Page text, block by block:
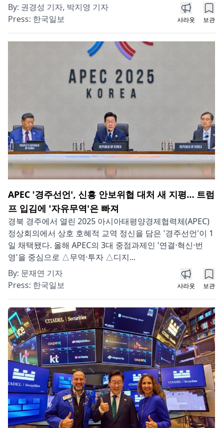
By: 권경성 기자, 박지영 기자
Press: 한국일보 샤라웃 보관
APEC '경주선언', 신흥 안보위협 대처 새 지평… 트럼
프 입김에 '자유무역'은 빠져
경북 경주에서 열린 2025 아시아태평양경제협력체(APEC)
정상회의에서 상호 호혜적 교역 정신을 담은 '경주선언'이 1
일 채택됐다. 올해 APEC의 3대 중점과제인 '연결·혁신·번
영'을 중심으로 △무역·투자 △디지...
By: 문재연 기자
Press: 한국일보 샤라웃 보관